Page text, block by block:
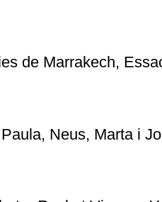
de Marrakech,
Neus, Marta i